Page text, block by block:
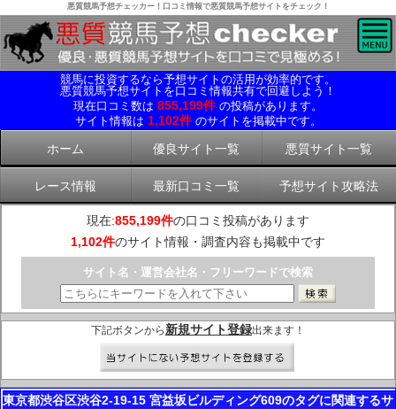
悪質競馬予想チェッカー！口コミ情報で悪質競馬予想サイトをチェック！
競馬に投資するなら予想サイトの活用が効率的です。
悪質競馬予想サイトを口コミ情報共有で回避しよう！
現在口コミ数は 855,199件 の投稿があります。
サイト情報は 1,102件 のサイトを掲載中です。
ホーム 優良サイト一覧 悪質サイト一覧
レース情報 最新口コミ一覧 予想サイト攻略法
現在:855,199件の口コミ投稿があります
1,102件のサイト情報・調査内容も掲載中です
サイト名・運営会社名・フリーワードで検索
下記ボタンから 新規サイト登録出来ます！
東京都渋谷区渋谷2-19-15 宮益坂ビルディング609のタグに関連するサ